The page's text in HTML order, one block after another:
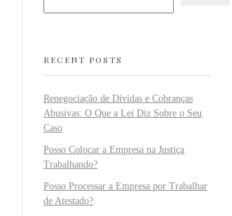
RECENT POSTS
Renegociação de Dívidas e Cobranças
Abusivas: O Que a Lei Diz Sobre o Seu
Caso
Posso Colocar a Empresa na Justiça
Trabalhando?
Posso Processar a Empresa por Trabalhar
de Atestado?